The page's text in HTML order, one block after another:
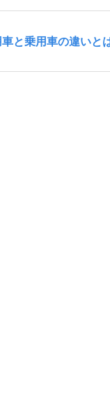
車と乗用車の違い